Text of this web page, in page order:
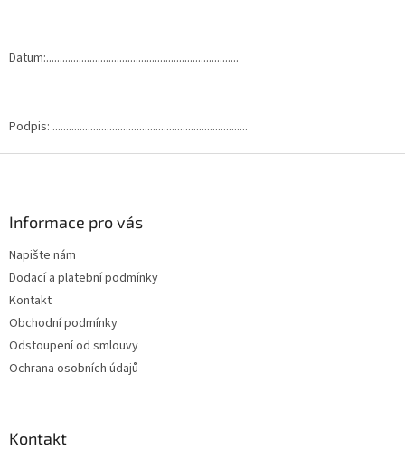
Datum:.......................................................................
Podpis: ........................................................................
Informace pro vás
Napište nám
Dodací a platební podmínky
Kontakt
Obchodní podmínky
Odstoupení od smlouvy
Ochrana osobních údajů
Kontakt